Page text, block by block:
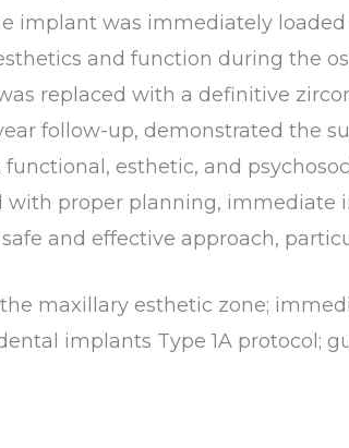
implant was immediately
and function during the
replaced with a definitive
follow-up, demonstrated the
esthetic, and
with proper planning,
and effective approach,
maxillary esthetic zone;
implants Type 1A protocol;